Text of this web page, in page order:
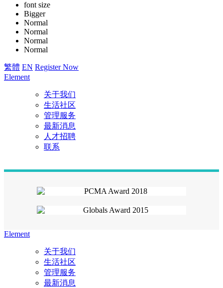
font size
Bigger
Normal
Normal
Normal
Normal
繁體 EN Register Now
Element
关于我们
生活社区
管理服务
最新消息
人才招聘
联系
Element
关于我们
生活社区
管理服务
最新消息